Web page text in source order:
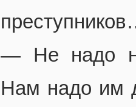
— Не надо
Нам надо им